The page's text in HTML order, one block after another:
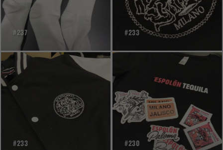
#237 #233
#233 #230